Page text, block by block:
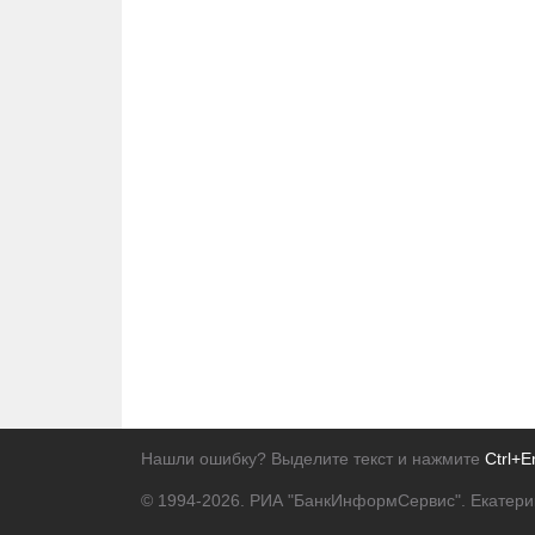
Нашли ошибку? Выделите текст и нажмите
© 1994-2026. РИА "БанкИнформСервис".